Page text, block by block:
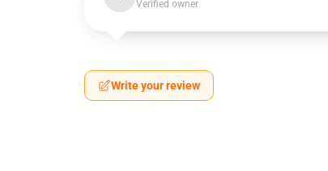
Verified owner
Write your review